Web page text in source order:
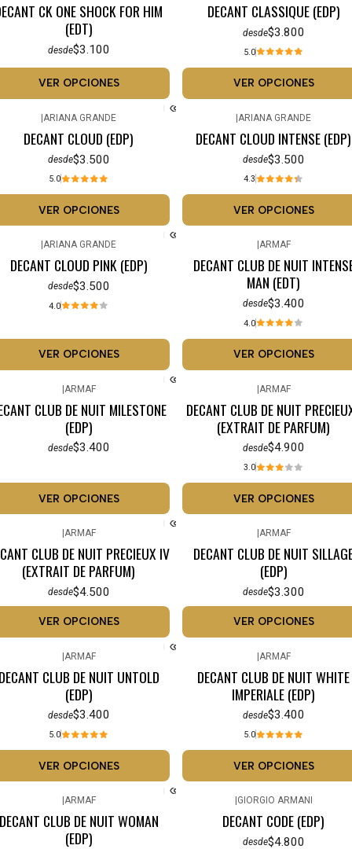
CK ONE SHOCK FOR HIM
(EDT)
desde$3.100
VER OPCIONES
DECANT CLASSIQUE (EDP)
desde$3.800
5.0
VER OPCIONES
ARIANA GRANDE
DECANT CLOUD (EDP)
desde$3.500
5.0
VER OPCIONES
ARIANA GRANDE
DECANT CLOUD INTENSE (EDP)
desde$3.500
4.3
VER OPCIONES
ARIANA GRANDE
DECANT CLOUD PINK (EDP)
desde$3.500
4.0
VER OPCIONES
ARMAF
DECANT CLUB DE NUIT
MAN (EDT)
desde$3.400
4.0
VER OPCIONES
|ARMAF
CLUB DE NUIT MILESTONE
(EDP)
desde$3.400
VER OPCIONES
|ARMAF
DECANT CLUB DE NUIT
(EXTRAIT DE PARFUM)
desde$4.900
3.0
VER OPCIONES
ARMAF
CLUB DE NUIT PRECIEUX IV
(EXTRAIT DE PARFUM)
desde$4.500
VER OPCIONES
ARMAF
DECANT CLUB DE NUIT
(EDP)
desde$3.300
VER OPCIONES
|ARMAF
CLUB DE NUIT UNTOLD
(EDP)
desde$3.400
5.0
VER OPCIONES
|ARMAF
DECANT CLUB DE NUIT WHITE
IMPERIALE (EDP)
desde$3.400
5.0
VER OPCIONES
ARMAF
CLUB DE NUIT WOMAN
(EDP)
GIORGIO ARMANI
DECANT CODE (EDP)
desde$4.800